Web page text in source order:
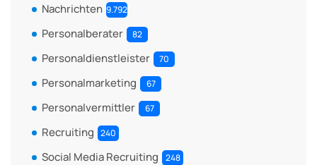
Nachrichten 9.792
Personalberater 82
Personaldienstleister 70
Personalmarketing 67
Personalvermittler 67
Recruiting 240
Social Media Recruiting 248